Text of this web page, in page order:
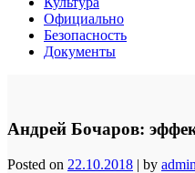
Официально
Безопасность
Документы
Андрей Бочаров:
Posted on 22.10.2018 | by admin